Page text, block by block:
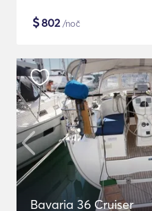
$802/noč
Bavaria 36 Cruiser